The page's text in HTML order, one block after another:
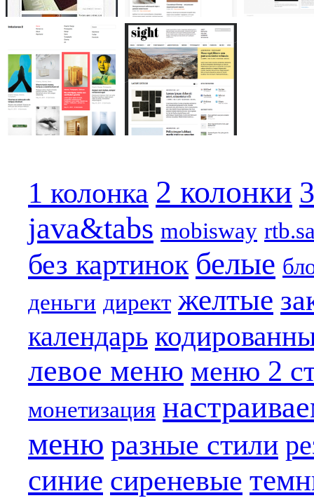
1 колонка 2 колонки
java&tabs mobisway
без картинок белые
деньги директ желтые
календарь
левое меню меню 2
монетизация
меню разные стили
синие сиреневые